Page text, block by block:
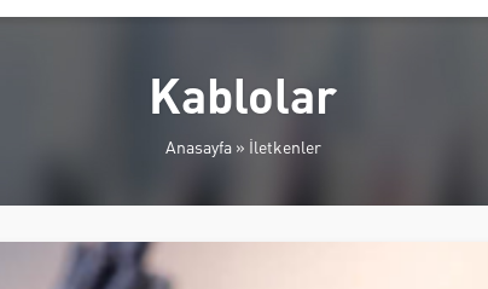
Kablolar
Anasayfa» İletkenler